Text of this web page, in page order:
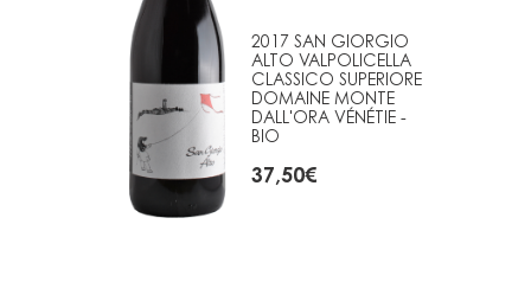
2017 SAN GIORGIO
ALTO VALPOLICELLA
CLASSICO SUPERIORE
DOMAINE MONTE
DALL'ORA VÉNÉTIE -
BIO
37,50€